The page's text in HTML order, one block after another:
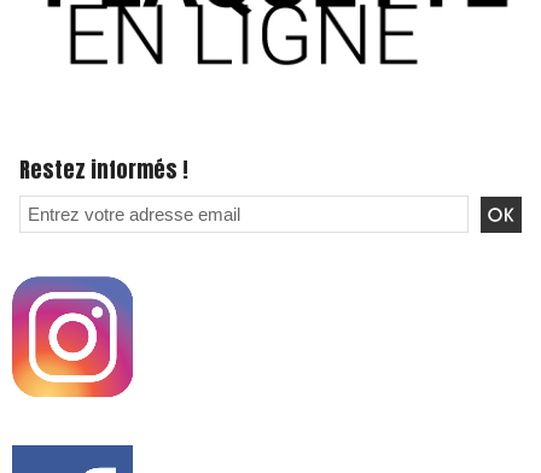
Restez informés !